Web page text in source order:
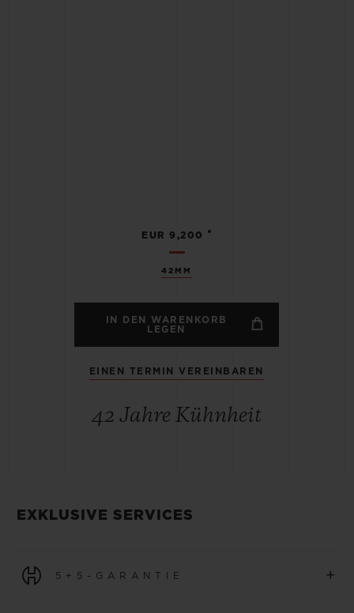
42MM
EUR 9,200 •
IN DEN WARENKORB
LEGEN
EINEN TERMIN VEREINBAREN
42 Jahre Kühnheit
EXKLUSIVE SERVICES
5+5-GARANTIE +